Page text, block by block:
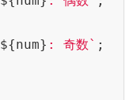
${num} : 奇数` ;